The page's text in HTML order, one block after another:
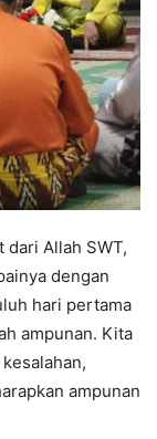
dari Allah SWT,
dengan
hari pertama
ampunan. Kita
ampunan